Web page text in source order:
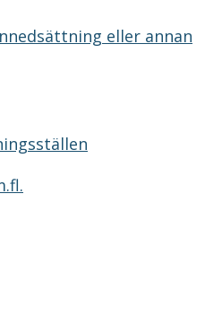
eller annan